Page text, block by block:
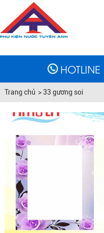
HOTLINE
Trang chủ > 33 gương soi